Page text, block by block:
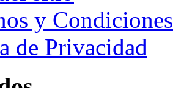
y Condiciones
de Privacidad